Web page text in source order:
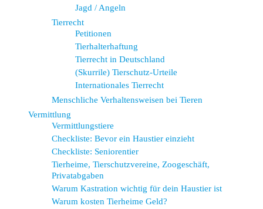
Jagd / Angeln
Tierrecht
Petitionen
Tierhalterhaftung
Tierrecht in Deutschland
(Skurrile) Tierschutz-Urteile
Internationales Tierrecht
Menschliche Verhaltensweisen bei Tieren
Vermittlung
Vermittlungstiere
Checkliste: Bevor ein Haustier einzieht
Checkliste: Seniorentier
Tierheime, Tierschutzvereine, Zoogeschäft,
Privatabgaben
Warum Kastration wichtig für dein Haustier ist
Warum kosten Tierheime Geld?